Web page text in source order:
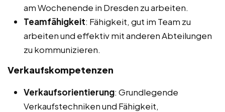
am Wochenende in Dresden zu arbeiten.
Teamfähigkeit: Fähigkeit, gut im Team zu
arbeiten und effektiv mit anderen Abteilungen
zu kommunizieren.
Verkaufskompetenzen
Verkaufsorientierung: Grundlegende
Verkaufstechniken und Fähigkeit,